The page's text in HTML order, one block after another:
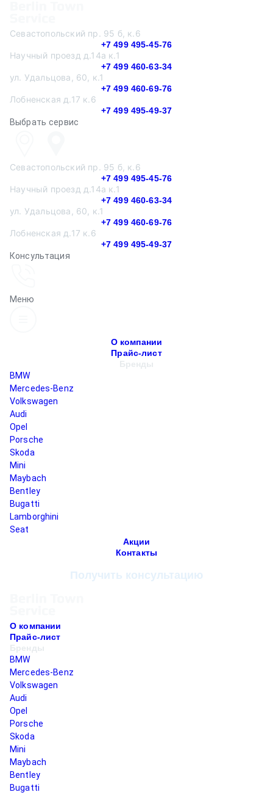
Севастопольский пр. 95 б, к.6
+7 499 495-45-76
Научный проезд д.14а к.1
+7 499 460-63-34
ул. Удальцова, 60, к.1
+7 499 460-69-76
Лобненская д.17 к.6
+7 499 495-49-37
Выбрать сервис
Севастопольский пр. 95 б, к.6
+7 499 495-45-76
Научный проезд д.14а к.1
+7 499 460-63-34
ул. Удальцова, 60, к.1
+7 499 460-69-76
Лобненская д.17 к.6
+7 499 495-49-37
Консультация
Меню
О компании
Прайс-лист
Бренды
BMW
Mercedes-Benz
Volkswagen
Audi
Opel
Porsche
Skoda
Mini
Maybach
Bentley
Bugatti
Lamborghini
Seat
Акции
Контакты
Получить консультацию
О компании
Прайс-лист
Бренды
BMW
Mercedes-Benz
Volkswagen
Audi
Opel
Porsche
Skoda
Mini
Maybach
Bentley
Bugatti